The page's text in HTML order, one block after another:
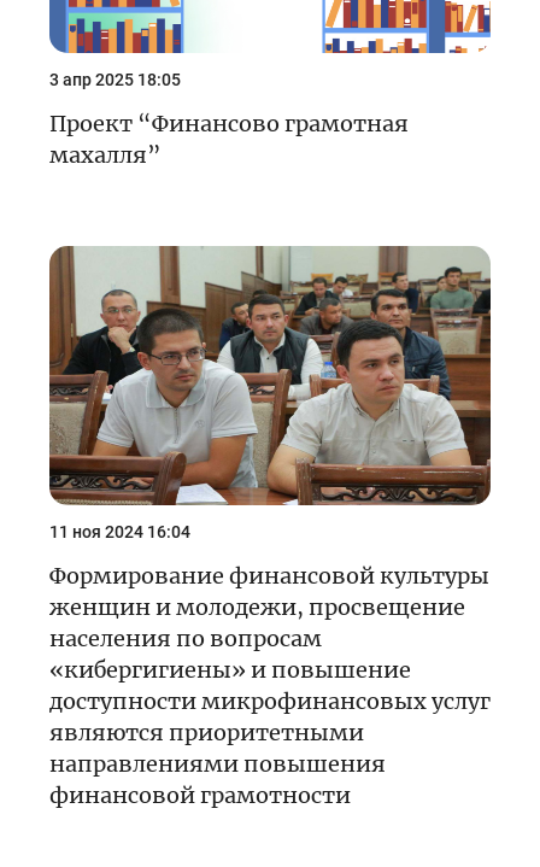
3 апр 2025 18:05
Проект “Финансово грамотная
махалля”
11 ноя 2024 16:04
Формирование финансовой культуры
женщин и молодежи, просвещение
населения по вопросам
«кибергигиены» и повышение
доступности микрофинансовых услуг
являются приоритетными
направлениями повышения
финансовой грамотности